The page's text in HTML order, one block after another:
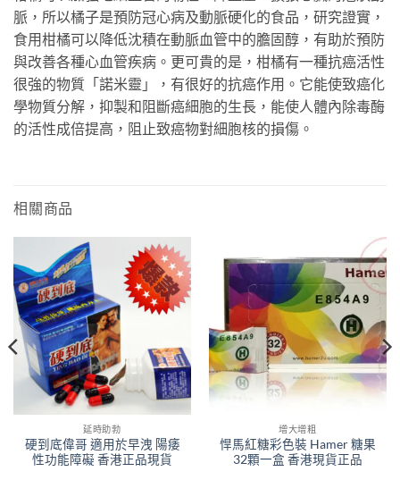
脈，所以橘子是預防冠心病及動脈硬化的食品，研究證實，
食用柑橘可以降低沈積在動脈血管中的膽固醇，有助於預防
與改善各種心血管疾病。更可貴的是，柑橘有一種抗癌活性
很強的物質「諾米靈」，有很好的抗癌作用。它能使致癌化
學物質分解，抑製和阻斷癌細胞的生長，能使人體內除毒酶
的活性成倍提高，阻止致癌物對細胞核的損傷。
相關商品
延時助勃
硬到底偉哥 適用於早洩 陽痿
性功能障礙 香港正品現貨
增大增粗
悍馬紅糖彩色裝 Hamer 糖果
32顆一盒 香港現貨正品